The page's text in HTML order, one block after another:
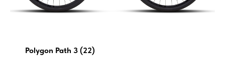
Polygon Path 3 (22)